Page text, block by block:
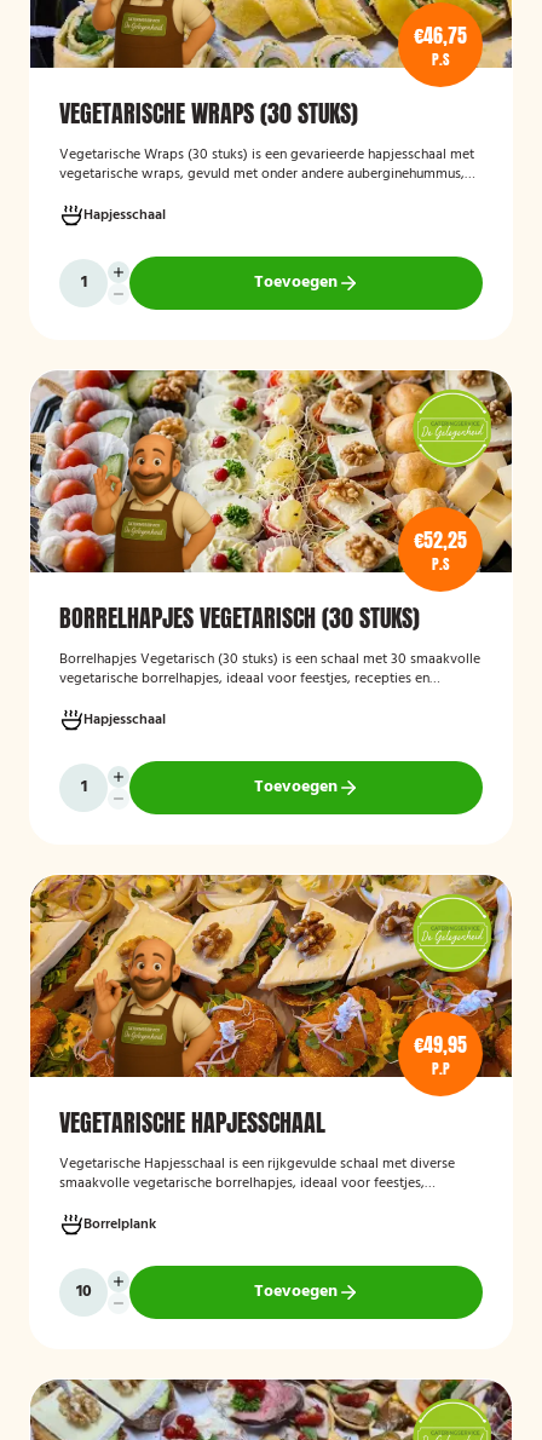
€46,75
P.S
VEGETARISCHE WRAPS (30 STUKS)
Vegetarische Wraps (30 stuks) is een gevarieerde hapjesschaal met
vegetarische wraps, gevuld met onder andere auberginehummus,
smaakvolle en kleurrijke keuze voor borrels, feesten of zakelijke
bijeenkomsten, geschikt voor gasten die vegetarisch eten.
Hapjesschaal
Toevoegen
€52,25
P.S
BORRELHAPJES VEGETARISCH (30 STUKS)
Borrelhapjes Vegetarisch (30 stuks) is een schaal met 30 smaakvolle
vegetarische borrelhapjes, ideaal voor feestjes, recepties en
selectie die geschikt is voor vegetariërs, zodat gasten kunnen
genieten van een feestelijke en veelzijdige borrelervaring.
Hapjesschaal
Toevoegen
€49,95
P.P
VEGETARISCHE HAPJESSCHAAL
Vegetarische Hapjesschaal is een rijkgevulde schaal met diverse
smaakvolle vegetarische borrelhapjes, ideaal voor feestjes,
een gevarieerde selectie van vegetarische lekkernijen die direct
klaar zijn om te serveren en geschikt zijn voor gasten die bewust of
volledig vegetarisch eten.
Borrelplank
Toevoegen